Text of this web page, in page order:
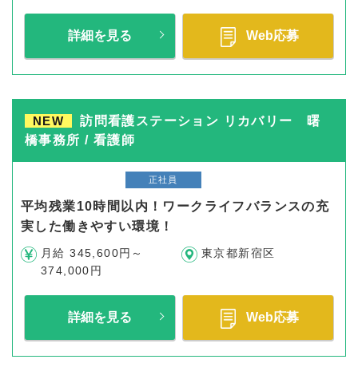
詳細を見る Web応募
NEW
訪問看護ステーション リカバリー 曙
橋事務所 / 看護師
正社員
平均残業10時間以内！ワークライフバランスの充
実した働きやすい環境！
月給 345,600円～
374,000円
東京都新宿区
詳細を見る Web応募